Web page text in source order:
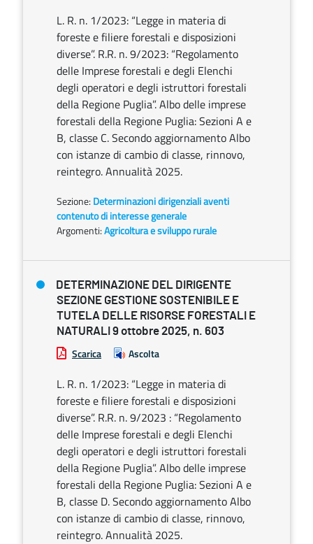
L. R. n. 1/2023: “Legge in materia di
foreste e filiere forestali e disposizioni
diverse”. R.R. n. 9/2023: “Regolamento
delle Imprese forestali e degli Elenchi
degli operatori e degli istruttori forestali
della Regione Puglia”. Albo delle imprese
forestali della Regione Puglia: Sezioni A e
B, classe C. Secondo aggiornamento Albo
con istanze di cambio di classe, rinnovo,
reintegro. Annualità 2025.
Sezione: Determinazioni dirigenziali aventi
contenuto di interesse generale
Argomenti:Agricoltura e sviluppo rurale
DETERMINAZIONE DEL DIRIGENTE
SEZIONE GESTIONE SOSTENIBILE E
TUTELA DELLE RISORSE FORESTALI E
NATURALI 9 ottobre 2025, n. 603
Scarica Ascolta
L. R. n. 1/2023: “Legge in materia di
foreste e filiere forestali e disposizioni
diverse”. R.R. n. 9/2023 : “Regolamento
delle Imprese forestali e degli Elenchi
degli operatori e degli istruttori forestali
della Regione Puglia”. Albo delle imprese
forestali della Regione Puglia: Sezioni A e
B, classe D. Secondo aggiornamento Albo
con istanze di cambio di classe, rinnovo,
reintegro. Annualità 2025.